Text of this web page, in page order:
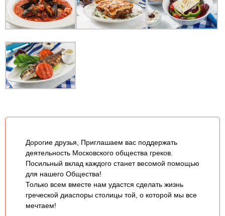
Дорогие друзья, Приглашаем вас поддержать
деятельность Московского общества греков.
Посильный вклад каждого станет весомой помощью
для нашего Общества!
Только всем вместе нам удастся сделать жизнь
греческой диаспоры столицы той, о которой мы все
мечтаем!